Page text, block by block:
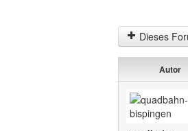
Dieses
Autor